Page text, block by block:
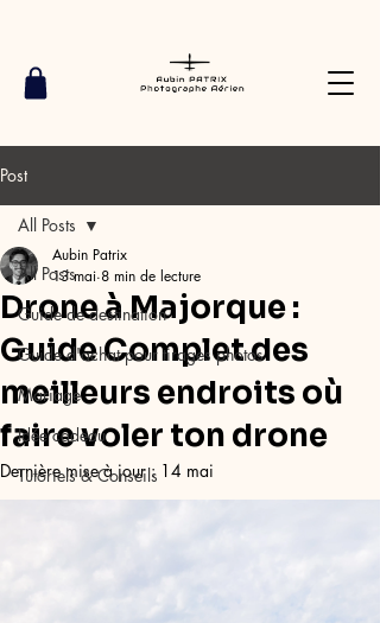
Post
All Posts
Guide de destination
Guide d'achat pour tirages photos
Mariage
Idée cadeau
Tutoriels & Conseils
All Posts
Drone à Majorque :
Guide Complet des
meilleurs endroits où
faire voler ton drone
Aubin Patrix
13 mai 8 min de lecture
Dernière mise à jour : 14 mai